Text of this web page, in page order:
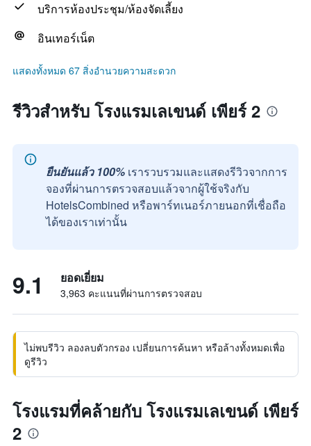
บริการห้องประชุม/ห้องจัดเลี้ยง
อินเทอร์เน็ต
แสดงทั้งหมด 67 สิ่งอำนวยความสะดวก
รีวิวสำหรับ โรงแรมเลเขนด์ เพียร์ 2
ยืนยันแล้ว 100% เรารวบรวมและแสดงรีวิวจากการ
จองที่ผ่านการตรวจสอบแล้วจากผู้ใช้จริงกับ
HotelsCombined หรือพาร์ทเนอร์ภายนอกที่เชื่อถือ
ได้ของเราเท่านั้น
9.1 ยอดเยี่ยม
3,963 คะแนนที่ผ่านการตรวจสอบ
ไม่พบรีวิว ลองลบตัวกรอง เปลี่ยนการค้นหา หรือล้างทั้งหมดเพื่อ
ดูรีวิว
โรงแรมที่คล้ายกับ โรงแรมเลเขนด์ เพียร์
2